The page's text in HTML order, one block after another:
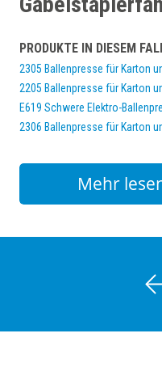
Mehr
PRODUKTE IN DIESEM
2305 Ballenpresse für Karton
2205 Ballenpresse für Karton
E619 Schwere Elektro-
2306 Ballenpresse für Karton